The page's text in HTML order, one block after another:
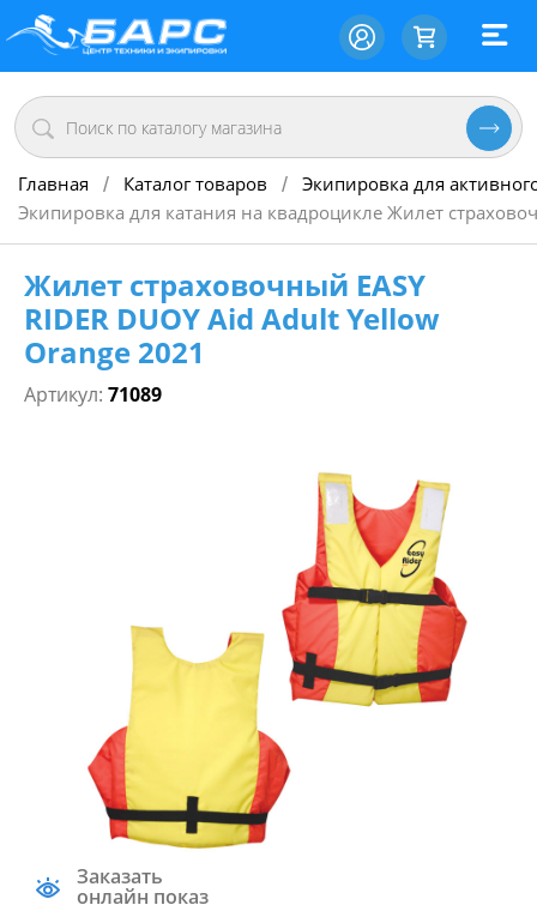
Главная / Каталог товаров / Экипировка для
Экипировка для катания на квадроцикле Жилет
Жилет страховочный EASY
RIDER DUOY Aid Adult Yellow
Orange 2021
Артикул: 71089
Заказать
онлайн показ